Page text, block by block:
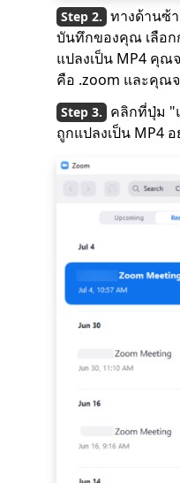
ทางด้านซ้
บันทึกของคุณ เลือ
แปลงเป็น MP4 คุณ
คือ .zoom และคุณ
คลิกที่ปุ่ม "
ถูกแปลงเป็น MP4 อ